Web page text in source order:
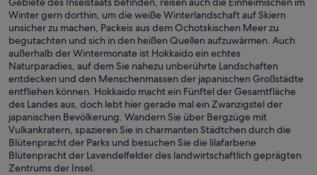
Winter gern dorthin, um die weiße Winterlandschaft auf Skiern
unsicher zu machen, Packeis aus dem Ochotskischen Meer zu
begutachten und sich in den heißen Quellen aufzuwärmen. Auch
außerhalb der Wintermonate ist Hokkaido ein echtes
Naturparadies, auf dem Sie nahezu unberührte Landschaften
entdecken und den Menschenmassen der japanischen Großstädte
entfliehen können. Hokkaido macht ein Fünftel der Gesamtfläche
des Landes aus, doch lebt hier gerade mal ein Zwanzigstel der
japanischen Bevölkerung. Wandern Sie über Bergzüge mit
Vulkankratern, spazieren Sie in charmanten Städtchen durch die
Blütenpracht der Parks und besuchen Sie die lilafarbene
Blütenpracht der Lavendelfelder des landwirtschaftlich geprägten
Zentrums der Insel.